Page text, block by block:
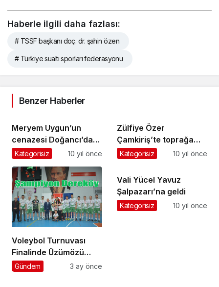
Haberle ilgili daha fazlası:
# TSSF başkanı doç. dr. şahin özen
# Türkiye sualtı sporları federasyonu
Benzer Haberler
Meryem Uygun’un
cenazesi Doğancı’da
gözyaşlarıyla toprağa
Kategorisiz 10 yıl önce
Zülfiye Özer
Çamkiriş’te toprağa
verildi
Kategorisiz 10 yıl önce
Voleybol Turnuvası
Finalinde Üzümözü
Takımını 3-1 Mağlup
Gündem 3 ay önce
Vali Yücel Yavuz
Şalpazarı’na geldi
Kategorisiz 10 yıl önce